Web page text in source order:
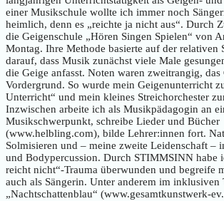
einer Musikschule wollte ich immer noch
heimlich, denn es „reichte ja nicht aus“. Durch
die Geigenschule „Hören Singen Spielen“ von
Montag. Ihre Methode basierte auf der relativen
darauf, dass Musik zunächst viele Male
die Geige anfasst. Noten waren zweitrangig, das
Vordergrund. So wurde mein Geigenunterricht
Unterricht“ und mein kleines Streichorchester
Inzwischen arbeite ich als Musikpädagogin an
Musikschwerpunkt, schreibe Lieder und Bücher
(www.helbling.com), bilde Lehrer:innen fort.
Solmisieren und – meine zweite Leidenschaft –
und Bodypercussion. Durch STIMMSINN habe
reicht nicht“-Trauma überwunden und begreife
auch als Sängerin. Unter anderem im inklusiven
„Nachtschattenblau“ (www.gesamtkunstwerk-